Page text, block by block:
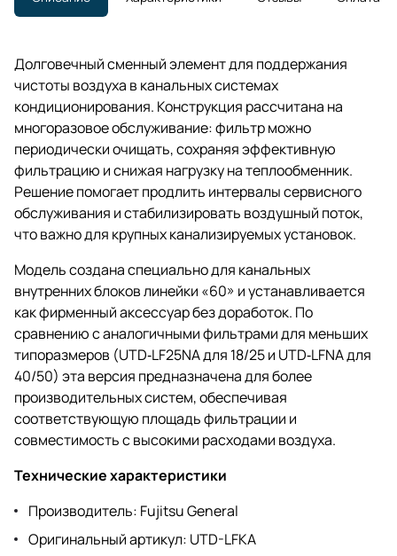
Долговечный сменный элемент для поддержания
чистоты воздуха в канальных системах
кондиционирования. Конструкция рассчитана на
многоразовое обслуживание: фильтр можно
периодически очищать, сохраняя эффективную
фильтрацию и снижая нагрузку на теплообменник.
Решение помогает продлить интервалы сервисного
обслуживания и стабилизировать воздушный поток,
что важно для крупных канализируемых установок.
Модель создана специально для канальных
внутренних блоков линейки «60» и устанавливается
как фирменный аксессуар без доработок. По
сравнению с аналогичными фильтрами для меньших
типоразмеров (UTD‑LF25NA для 18/25 и UTD‑LFNA для
40/50) эта версия предназначена для более
производительных систем, обеспечивая
соответствующую площадь фильтрации и
совместимость с высокими расходами воздуха.
Технические характеристики
Производитель: Fujitsu General
Оригинальный артикул: UTD-LFKA